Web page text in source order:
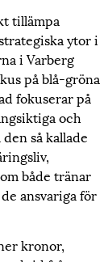
tillämpa
ytor i
i Varberg
på blå-gröna
fokuserar på
och
så kallade
både tränar
ansvariga för
kronor,